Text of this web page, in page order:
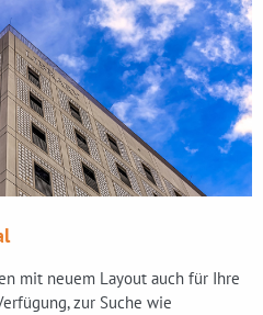
mit neuem Layout auch für Ihre
zur Suche wie